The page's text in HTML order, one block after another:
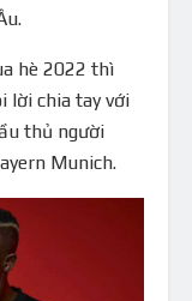
hè 2022 thì
lời chia tay với
thủ người
Munich.